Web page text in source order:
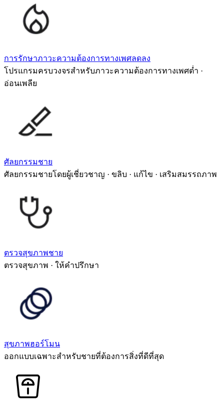
การรักษาภาวะความต้องการทางเพศลดลง
โปรแกรมครบวงจรสำหรับภาวะความต้องการทางเพศต่ำ ·
อ่อนเพลีย
ศัลยกรรมชาย
ศัลยกรรมชายโดยผู้เชี่ยวชาญ · ขลิบ · แก้ไข · เสริมสมรรถภาพ
ตรวจสุขภาพชาย
ตรวจสุขภาพ · ให้คำปรึกษา
สุขภาพฮอร์โมน
ออกแบบเฉพาะสำหรับชายที่ต้องการสิ่งที่ดีที่สุด